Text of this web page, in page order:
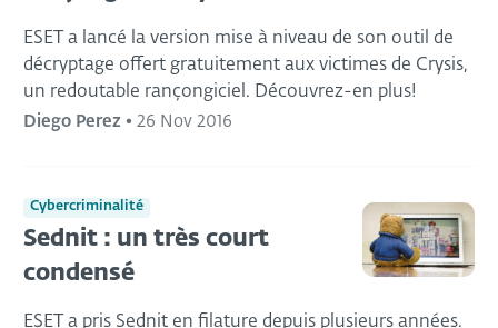
ESET a lancé la version mise à niveau de son outil de
décryptage offert gratuitement aux victimes de Crysis,
un redoutable rançongiciel. Découvrez-en plus!
Diego Perez • 26 Nov 2016
Cybercriminalité
Sednit : un très court
condensé
ESET a pris Sednit en filature depuis plusieurs années.